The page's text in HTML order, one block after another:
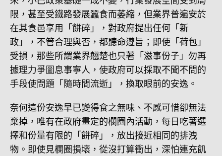
限，甚至受鐵路發展蠶食而萎縮，但業界普遍安於
在其食邑享用「餅碎」，對政府提出任何「新
政」，不管合理與否，都聽命遵旨；即使「荷包」
受損，那些所謂業界翹楚也只著「滋事份子」勿再
據理力爭圖息事寧人，使政府可以採取不聞不問的
手段使問題「隨時間流逝」，換取眼前的安逸。
奈何這份安逸早已變得食之無味、不感可惜卻無法
棄掉，唯有在政府畫定的欄圈內活動，每日吃著選
擇和份量有限的「餅碎」，放出接近相同的排洩
物。即使見欄圈損壞，從沒打算衝出，深怕連充飢